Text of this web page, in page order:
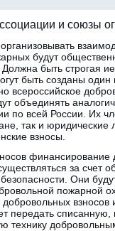
и союзы
будут
быть строгая
быть созданы
всероссийское
объединять
по всей России. Их
так и юридические
взносы.
финансирование
за счет
Они
пожарной
взносов
передать списанную,
технику